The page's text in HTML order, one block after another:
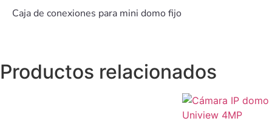
Caja de conexiones para mini domo fijo
Productos relacionados